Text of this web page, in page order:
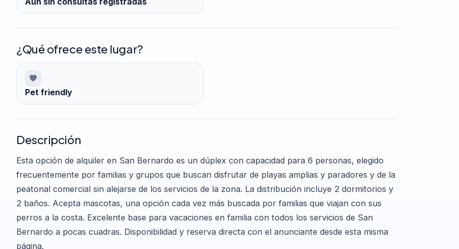
¿Qué ofrece este lugar?
Pet friendly
Descripción
Esta opción de alquiler en San Bernardo es un dúplex con capacidad para 6 personas, elegido
frecuentemente por familias y grupos que buscan disfrutar de playas amplias y paradores y de la
peatonal comercial sin alejarse de los servicios de la zona. La distribución incluye 2 dormitorios y
2 baños. Acepta mascotas, una opción cada vez más buscada por familias que viajan con sus
perros a la costa. Excelente base para vacaciones en familia con todos los servicios de San
Bernardo a pocas cuadras. Disponibilidad y reserva directa con el anunciante desde esta misma
página.